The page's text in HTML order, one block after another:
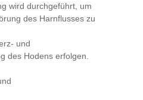
wird durchgeführt, um
des Harnflusses zu
und
des Hodens erfolgen.